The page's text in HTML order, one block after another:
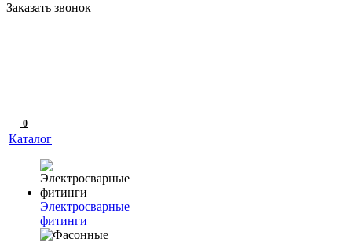
Заказать звонок
0
Каталог
Электросварные
фитинги